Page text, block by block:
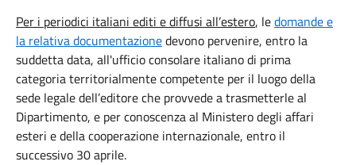
Per i periodici italiani editi e diffusi all’estero, ledomande e
la relativa documentazionedevono pervenire, entro la
suddetta data, all'ufficio consolare italiano di prima
categoria territorialmente competente per il luogo della
sede legale dell’editore che provvede a trasmetterle al
Dipartimento, e per conoscenza al Ministero degli affari
esteri e della cooperazione internazionale, entro il
successivo 30 aprile.